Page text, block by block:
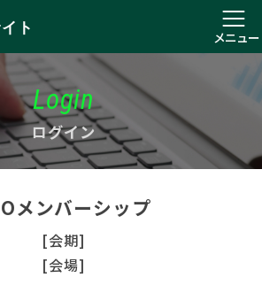
ト
メニュー
Login
ログイン
メンバーシップ
[会期]
[会場]